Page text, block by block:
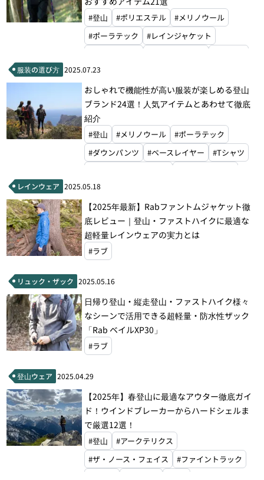
#登山 #ポリエステル
#メリノウール
#ポーラテック
#レインジャケット
#ロングスリーブシャツ
#アークテリクス
#パタゴニア
#ザ・ノース・フェイス
#ファイントラック
#アイスブレーカー
#ノローナ
#マウンテンハードウェア
#モンベル
#ラブ
#山旅
服装の選び方 2025.07.23
おしゃれで機能性が高い服装が楽しめる登山
ブランド24選！人気アイテムとあわせて徹底
紹介
#登山 #メリノウール
#ポーラテック
#ダウンパンツ
#ベースレイヤー
#Tシャツ
#パタゴニア
#ザ・ノース・フェイス
#アイスブレーカー
#ノローナ
#ティートンブロス
#マウンテンハードウェア
#アクシーズクイン
#マウンテンイクイップメント
#アクリマ
#ラブ
#山と道
#ファイントラック
レインウェア 2025.05.18
【2025年最新】Rabファントムジャケット徹
底レビュー｜登山・ファストハイクに最適な
超軽量レインウェアの実力とは
#ラブ
リュック・ザック 2025.05.16
日帰り登山・縦走登山・ファストハイク様々
なシーンで活用できる超軽量・防水性ザック
「Rab ベイルXP30」
#ラブ
登山ウェア 2025.04.29
【2025年】春登山に最適なアウター徹底ガイ
ド！ウインドブレーカーからハードシェルま
で厳選12選！
#登山
#アークテリクス
#ザ・ノース・フェイス
#ファイントラック